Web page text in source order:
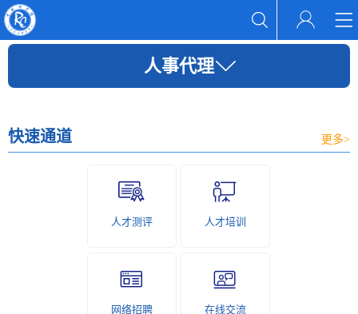
人事代理
快速通道 更多>
人才测评 人才培训
网络招聘 在线交流